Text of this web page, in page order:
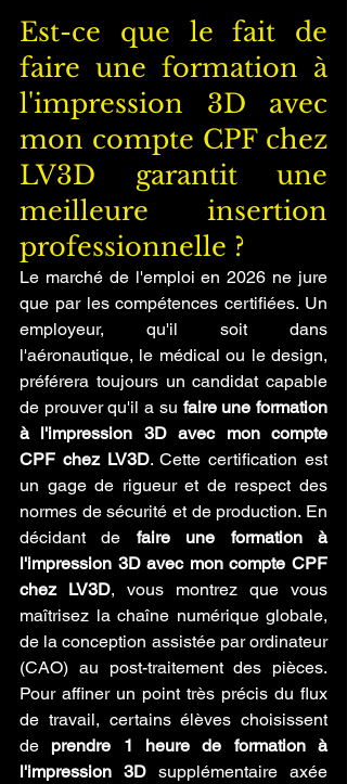
Est-ce que le fait de
faire une formation à
l'impression 3D avec
mon compte CPF chez
LV3D garantit une
meilleure insertion
professionnelle ?
Le marché de l'emploi en 2026 ne jure
que par les compétences certifiées. Un
employeur, qu'il soit dans
l'aéronautique, le médical ou le design,
préférera toujours un candidat capable
de prouver qu'il a su faire une formation
à l'impression 3D avec mon compte
CPF chez LV3D. Cette certification est
un gage de rigueur et de respect des
normes de sécurité et de production. En
décidant de faire une formation à
l'impression 3D avec mon compte CPF
chez LV3D, vous montrez que vous
maîtrisez la chaîne numérique globale,
de la conception assistée par ordinateur
(CAO) au post-traitement des pièces.
Pour affiner un point très précis du flux
de travail, certains élèves choisissent
de prendre 1 heure de formation à
l'impression 3D supplémentaire axée